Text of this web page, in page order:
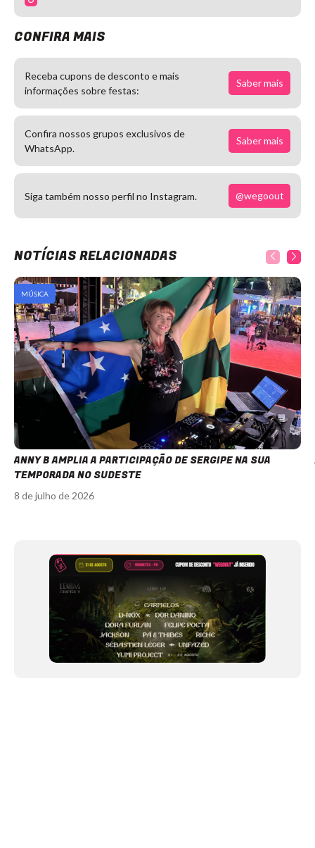
CONFIRA MAIS
Receba cupons de desconto e mais
informações sobre festas:
Saber mais
Confira nossos grupos exclusivos de
WhatsApp.
Saber mais
Siga também nosso perfil no Instagram. @wegoout
NOTÍCIAS RELACIONADAS
MÚSICA
ANNY B AMPLIA A PARTICIPAÇÃO DE SERGIPE NA SUA
TEMPORADA NO SUDESTE
8 de julho de 2026